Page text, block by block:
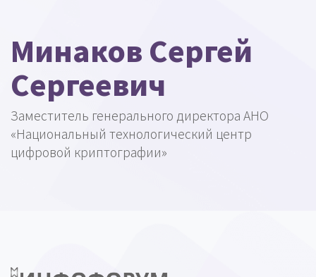
Минаков Сергей
Сергеевич
Заместитель генерального директора АНО
«Национальный технологический центр
цифровой криптографии»